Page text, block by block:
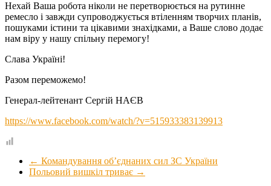
Нехай Ваша робота ніколи не перетворюється на рутинне
ремесло і завжди супроводжується втіленням творчих планів,
пошуками істини та цікавими знахідками, а Ваше слово додає
нам віру у нашу спільну перемогу!
Слава Україні!
Разом переможемо!
Генерал-лейтенант Сергій НАЄВ
https://www.facebook.com/watch/?v=515933383139913
← Командування об’єднаних сил ЗС України
Польовий вишкіл триває →